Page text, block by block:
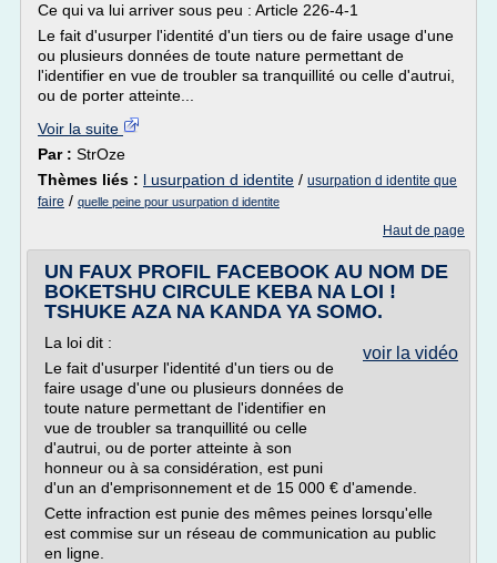
Ce qui va lui arriver sous peu : Article 226-4-1
Le fait d'usurper l'identité d'un tiers ou de faire usage d'une
ou plusieurs données de toute nature permettant de
l'identifier en vue de troubler sa tranquillité ou celle d'autrui,
ou de porter atteinte...
Voir la suite
Par : StrOze
Thèmes liés : l usurpation d identite / usurpation d identite que
faire / quelle peine pour usurpation d identite
Haut de page
UN FAUX PROFIL FACEBOOK AU NOM DE
BOKETSHU CIRCULE KEBA NA LOI !
TSHUKE AZA NA KANDA YA SOMO.
voir la vidéo
La loi dit :
Le fait d'usurper l'identité d'un tiers ou de
faire usage d'une ou plusieurs données de
toute nature permettant de l'identifier en
vue de troubler sa tranquillité ou celle
d'autrui, ou de porter atteinte à son
honneur ou à sa considération, est puni
d'un an d'emprisonnement et de 15 000 € d'amende.
Cette infraction est punie des mêmes peines lorsqu'elle
est commise sur un réseau de communication au public
en ligne.